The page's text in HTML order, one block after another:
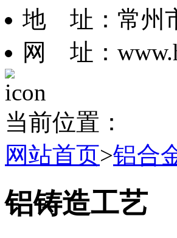
地 址：常州
网 址：
当前位置：
网站首页>铝合
铝铸造工艺